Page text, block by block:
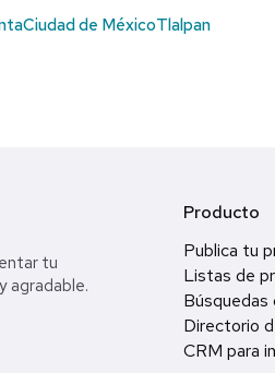
Ciudad de MéxicoTlalpan
tu
agradable.
Producto
Publica tu
Listas de
Búsquedas
Directorio
CRM para